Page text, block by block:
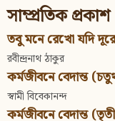
সাম্প্রতিক প্রকাশ
তবু মনে রেখো যদি
রবীন্দ্রনাথ ঠাকুর
কর্মজীবনে বেদান্ত
স্বামী বিবেকানন্দ
কর্মজীবনে বেদান্ত